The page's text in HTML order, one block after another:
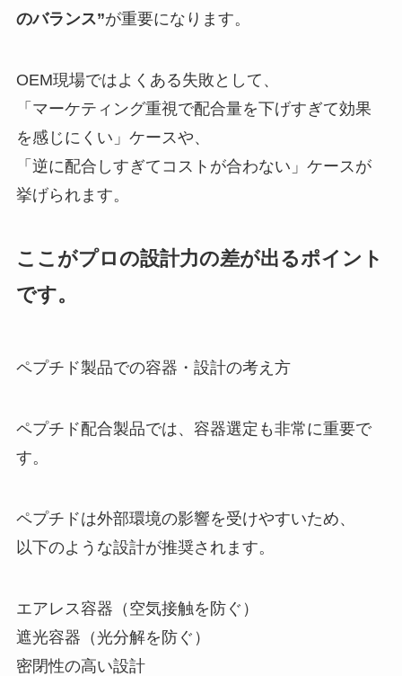
のバランス”が重要になります。
OEM現場ではよくある失敗として、
「マーケティング重視で配合量を下げすぎて効果
を感じにくい」ケースや、
「逆に配合しすぎてコストが合わない」ケースが
挙げられます。
ここがプロの設計力の差が出るポイント
です。
ペプチド製品での容器・設計の考え方
ペプチド配合製品では、容器選定も非常に重要で
す。
ペプチドは外部環境の影響を受けやすいため、
以下のような設計が推奨されます。
エアレス容器（空気接触を防ぐ）
遮光容器（光分解を防ぐ）
密閉性の高い設計